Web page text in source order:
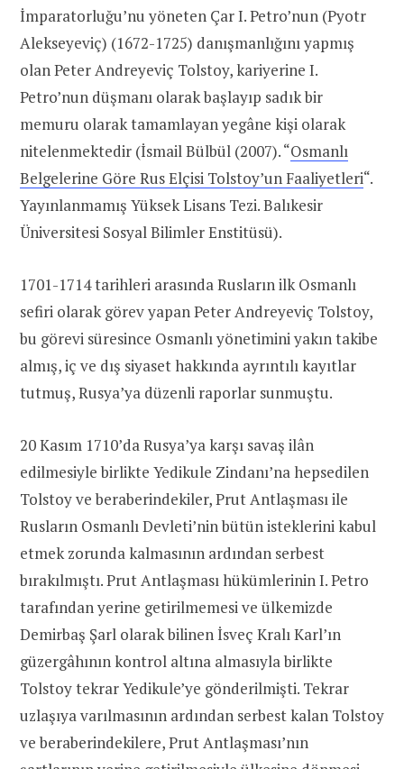
İmparatorluğu’nu yöneten Çar I. Petro’nun (Pyotr
Alekseyeviç) (1672-1725) danışmanlığını yapmış
olan Peter Andreyeviç Tolstoy, kariyerine I.
Petro’nun düşmanı olarak başlayıp sadık bir
memuru olarak tamamlayan yegâne kişi olarak
nitelenmektedir (İsmail Bülbül (2007). “Osmanlı
Belgelerine Göre Rus Elçisi Tolstoy’un Faaliyetleri“.
Yayınlanmamış Yüksek Lisans Tezi. Balıkesir
Üniversitesi Sosyal Bilimler Enstitüsü).
1701-1714 tarihleri arasında Rusların ilk Osmanlı
sefiri olarak görev yapan Peter Andreyeviç Tolstoy,
bu görevi süresince Osmanlı yönetimini yakın takibe
almış, iç ve dış siyaset hakkında ayrıntılı kayıtlar
tutmuş, Rusya’ya düzenli raporlar sunmuştu.
20 Kasım 1710’da Rusya’ya karşı savaş ilân
edilmesiyle birlikte Yedikule Zindanı’na hepsedilen
Tolstoy ve beraberindekiler, Prut Antlaşması ile
Rusların Osmanlı Devleti’nin bütün isteklerini kabul
etmek zorunda kalmasının ardından serbest
bırakılmıştı. Prut Antlaşması hükümlerinin I. Petro
tarafından yerine getirilmemesi ve ülkemizde
Demirbaş Şarl olarak bilinen İsveç Kralı Karl’ın
güzergâhının kontrol altına almasıyla birlikte
Tolstoy tekrar Yedikule’ye gönderilmişti. Tekrar
uzlaşıya varılmasının ardından serbest kalan Tolstoy
ve beraberindekilere, Prut Antlaşması’nın